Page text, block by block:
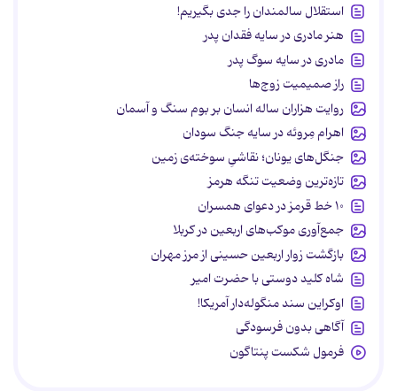
استقلال سالمندان را جدی بگیریم!
هنر مادری در سایه‌ فقدان پدر
مادری در سایه سوگ پدر
راز صمیمیت زوج‌ها
روایت هزاران ساله انسان بر بوم سنگ و آسمان
اهرام مِروئه در سایه جنگ سودان
جنگل‌های یونان؛ نقاشیِ سوخته‌ی زمین
تازه‌ترین وضعیت تنگه هرمز
۱۰ خط قرمز در دعوای همسران
جمع‌آوری موکب‌های اربعین در کربلا
بازگشت زوار اربعین حسینی از مرز مهران
شاه کلید دوستی با حضرت امیر
اوکراین سند منگوله‌دار آمریکا!
آگاهی بدون فرسودگی
فرمول شکست پنتاگون